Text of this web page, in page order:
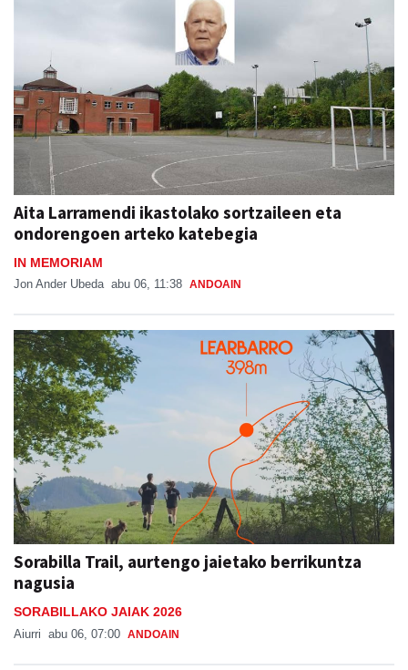
Aita Larramendi ikastolako sortzaileen eta
ondorengoen arteko katebegia
IN MEMORIAM
Jon Ander Ubeda abu 06, 11:38 ANDOAIN
Sorabilla Trail, aurtengo jaietako berrikuntza
nagusia
SORABILLAKO JAIAK 2026
Aiurri abu 06, 07:00 ANDOAIN